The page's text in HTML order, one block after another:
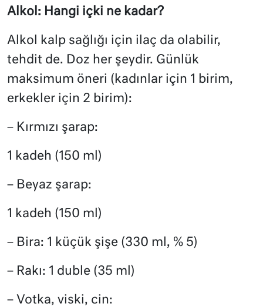
Alkol: Hangi içki ne kadar?
Alkol kalp sağlığı için ilaç da olabilir,
tehdit de. Doz her şeydir. Günlük
maksimum öneri (kadınlar için 1 birim,
erkekler için 2 birim):
– Kırmızı şarap:
1 kadeh (150 ml)
– Beyaz şarap:
1 kadeh (150 ml)
– Bira: 1 küçük şişe (330 ml, % 5)
– Rakı: 1 duble (35 ml)
– Votka, viski, cin: